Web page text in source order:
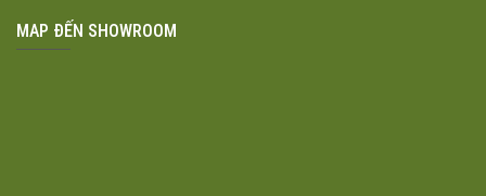
MAP ĐẾN SHOWROOM